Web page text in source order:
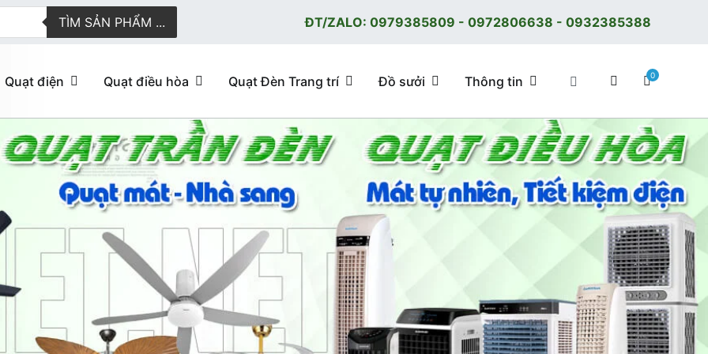
TÌM SẢN PHẨM ... ĐT/ZALO: 0979385809 - 0972806638 - 0932385388
tuyến giao hàng nhanh
hòa, quạt trần đèn trang trí, đèn trang trí chính Hãng, loại tốt, giá tốt, có F.reeShip tại Hà Nội
Quạt điện Quạt điều hòa Quạt Đèn Trang trí Đồ sưởi Thông tin 0